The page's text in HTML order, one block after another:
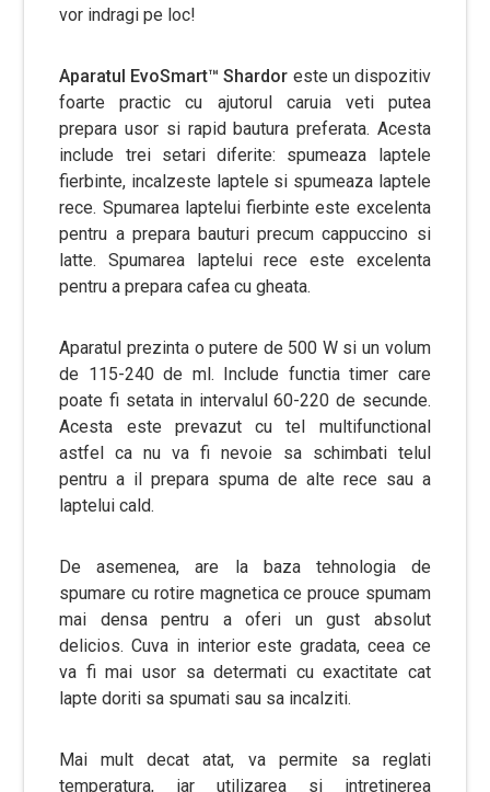
vor indragi pe loc!
Aparatul EvoSmart™ Shardor este un dispozitiv
foarte practic cu ajutorul caruia veti putea
prepara usor si rapid bautura preferata. Acesta
include trei setari diferite: spumeaza laptele
fierbinte, incalzeste laptele si spumeaza laptele
rece. Spumarea laptelui fierbinte este excelenta
pentru a prepara bauturi precum cappuccino si
latte. Spumarea laptelui rece este excelenta
pentru a prepara cafea cu gheata.
Aparatul prezinta o putere de 500 W si un volum
de 115-240 de ml. Include functia timer care
poate fi setata in intervalul 60-220 de secunde.
Acesta este prevazut cu tel multifunctional
astfel ca nu va fi nevoie sa schimbati telul
pentru a il prepara spuma de alte rece sau a
laptelui cald.
De asemenea, are la baza tehnologia de
spumare cu rotire magnetica ce prouce spumam
mai densa pentru a oferi un gust absolut
delicios. Cuva in interior este gradata, ceea ce
va fi mai usor sa determati cu exactitate cat
lapte doriti sa spumati sau sa incalziti.
Mai mult decat atat, va permite sa reglati
temperatura, iar utilizarea si intretinerea